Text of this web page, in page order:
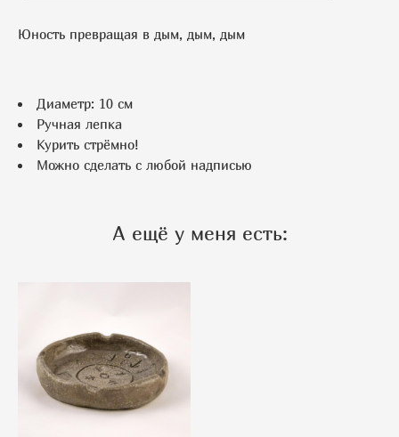
Юность превращая в дым, дым, дым
Диаметр: 10 см
Ручная лепка
Курить стрёмно!
Можно сделать с любой надписью
А ещё у меня есть: